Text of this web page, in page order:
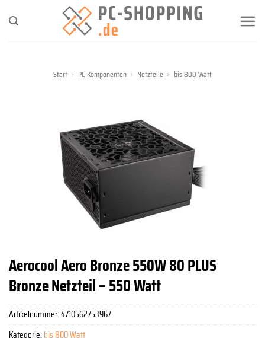
Inhalt
springen
Start » PC-Komponenten » Netzteile » bis 800 Watt
Aerocool Aero Bronze 550W 80 PLUS
Bronze Netzteil – 550 Watt
Artikelnummer:4710562753967